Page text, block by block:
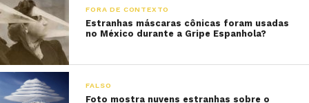
FORA DE CONTEXTO
Estranhas máscaras cônicas foram usadas
no México durante a Gripe Espanhola?
FALSO
Foto mostra nuvens estranhas sobre o